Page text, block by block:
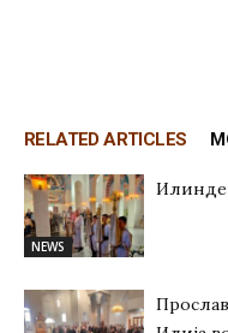
RELATED ARTICLES
NEWS